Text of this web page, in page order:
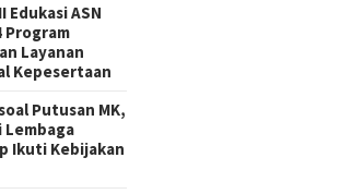
Edukasi ASN
Program
Layanan
Kepesertaan
Putusan MK,
Lembaga
Ikuti Kebijakan